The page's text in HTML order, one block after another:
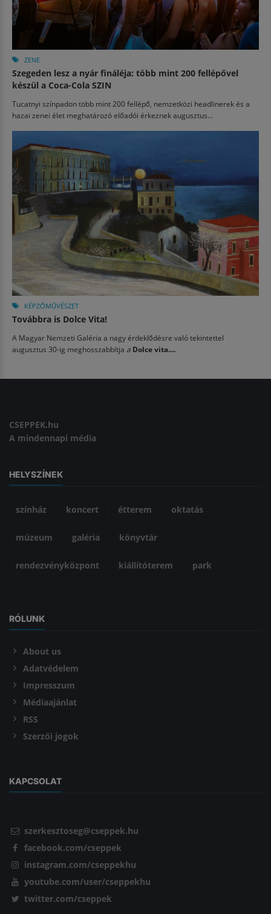
ZENE
Szegeden lesz a nyár fináléja: több mint 200 fellépővel
készül a Coca-Cola SZIN
Tucatnyi színpadon több mint 200 fellépő, nemzetközi headlinerek és a
hazai zenei élet meghatározó előadói érkeznek augusztus...
KÉPZŐMŰVÉSZET
Továbbra is Dolce Vita!
A Magyar Nemzeti Galéria a nagy érdeklődésre való tekintettel
augusztus 30-ig meghosszabbítja a Dolce vita....
CSEPPEK.hu
A mindennapi média
HELYSZÍNEK
színház koncert étterem oktatás
múzeum galéria könyvtár
rendezvényközpont kiállítóterem park
RÓLUNK
About us
Adatvédelem
Impresszum
Médiaajánlat
RSS
Szerzői jogok
KAPCSOLAT
szerkesztoseg@cseppek.hu
facebook.com/cseppek
instagram.com/cseppekhu
youtube.com/user/cseppekhu
twitter.com/cseppek